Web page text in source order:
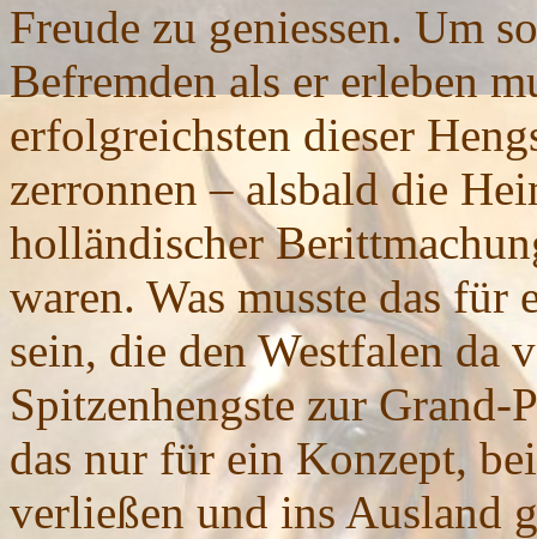
Freude zu geniessen. Um
Befremden als er erleben
erfolgreichsten dieser
zerronnen – alsbald die
holländischer
waren. Was musste das für
sein, die den Westfalen da
Spitzenhengste zur
das nur für ein Konzept,
verließen und ins Ausland